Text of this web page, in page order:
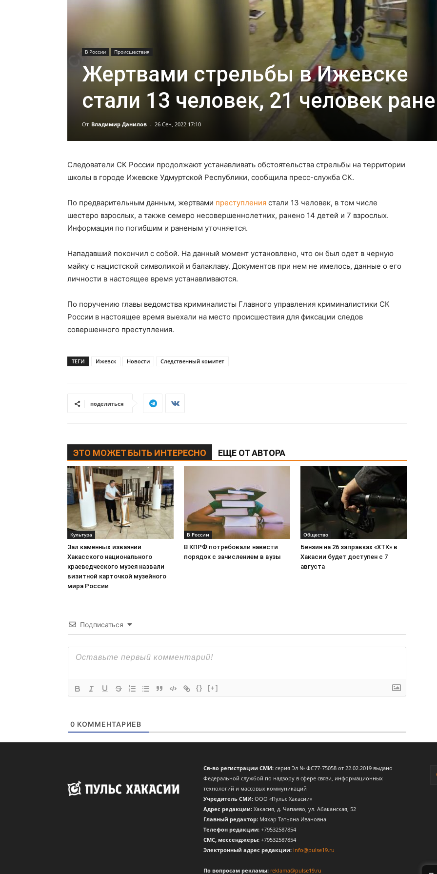
В России Происшествия
Жертвами стрельбы в Ижевске
стали 13 человек, 21 человек
От Владимир Данилов - 26 Сен, 2022 17:10
Следователи СК России продолжают устанавливать обстоятельства стрельбы на территории
школы в городе Ижевске Удмуртской Республики, сообщила пресс-служба СК.
По предварительным данным, жертвами преступления стали 13 человек, в том числе
шестеро взрослых, а также семеро несовершеннолетних, ранено 14 детей и 7 взрослых.
Информация по погибшим и раненым уточняется.
Нападавший покончил с собой. На данный момент установлено, что он был одет в черную
майку с нацистской символикой и балаклаву. Документов при нем не имелось, данные о его
личности в настоящее время устанавливаются.
По поручению главы ведомства криминалисты Главного управления криминалистики СК
России в настоящее время выехали на место происшествия для фиксации следов
совершенного преступления.
ТЕГИ Ижевск Новости Следственный комитет
поделиться
ЭТО МОЖЕТ БЫТЬ ИНТЕРЕСНО ЕЩЕ ОТ АВТОРА
Культура
Зал каменных изваяний
Хакасского национального
краеведческого музея назвали
визитной карточкой музейного
мира России
В России
В КПРФ потребовали навести
порядок с зачислением в вузы
Общество
Бензин на 26 заправках «ХТК» в
Хакасии будет доступен с 7
августа
Подписаться
{} [+]
0 КОММЕНТАРИЕВ
Св-во регистрации СМИ: серия Эл № ФС77-75058 от 22.02.2019 выдано
Федеральной службой по надзору в сфере связи, информационных
технологий и массовых коммуникаций
Учредитель СМИ: ООО «Пульс Хакасии»
Адрес редакции: Хакасия, д. Чапаево, ул. Абаканская, 52
Главный редактор: Мяхар Татьяна Ивановна
Телефон редакции: +79532587854
CМС, мессенджеры: +79532587854
Электронный адрес редакции: info@pulse19.ru
По вопросам рекламы: reklama@pulse19.ru